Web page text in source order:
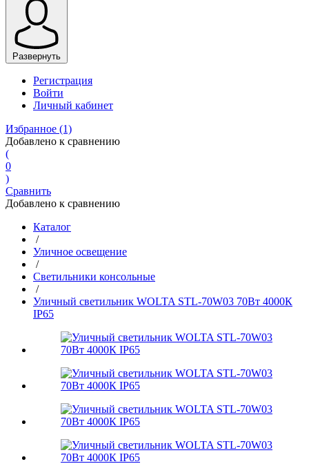
Развернуть
Регистрация
Войти
Личный кабинет
Избранное (1)
Добавлено к сравнению
(
0
)
Сравнить
Добавлено к сравнению
Каталог
/
Уличное освещение
/
Светильники консольные
/
Уличный светильник WOLTA STL-70W03 70Вт 4000К
IP65